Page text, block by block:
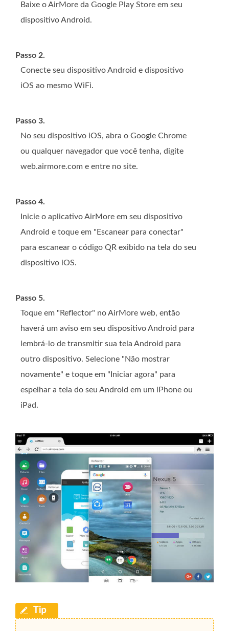
Baixe o AirMore da Google Play Store em seu
dispositivo Android.
Passo 2.
Conecte seu dispositivo Android e dispositivo
iOS ao mesmo WiFi.
Passo 3.
No seu dispositivo iOS, abra o Google Chrome
ou qualquer navegador que você tenha, digite
web.airmore.com e entre no site.
Passo 4.
Inicie o aplicativo AirMore em seu dispositivo
Android e toque em "Escanear para conectar"
para escanear o código QR exibido na tela do seu
dispositivo iOS.
Passo 5.
Toque em "Reflector" no AirMore web, então
haverá um aviso em seu dispositivo Android para
lembrá-lo de transmitir sua tela Android para
outro dispositivo. Selecione "Não mostrar
novamente" e toque em "Iniciar agora" para
espelhar a tela do seu Android em um iPhone ou
iPad.